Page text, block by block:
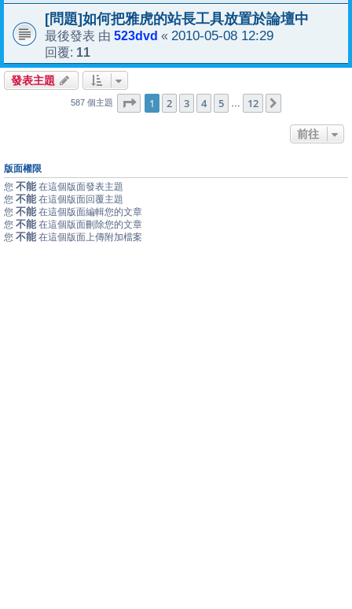
[問題]如何把雅虎的站長工具放置於論壇中
最後發表 由 523dvd « 2010-05-08 12:29
回覆: 11
發表主題
587 個主題 第1 頁 (共 12頁)
1 2 3 4 5 … 12
前往
版面權限
您 不能 在這個版面發表主題
您 不能 在這個版面回覆主題
您 不能 在這個版面編輯您的文章
您 不能 在這個版面刪除您的文章
您 不能 在這個版面上傳附加檔案